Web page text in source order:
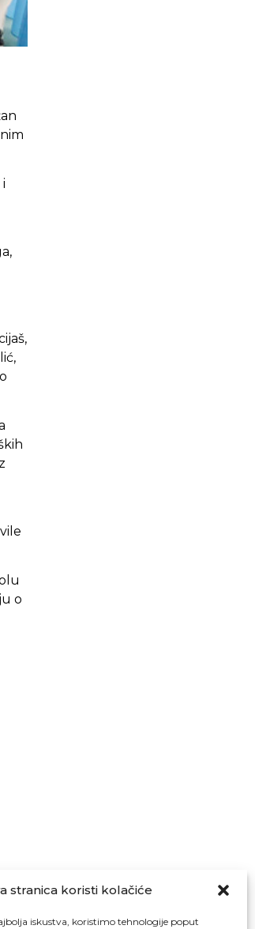
stranica koristi kolačiće
iskustva, koristimo tehnologije poput
o